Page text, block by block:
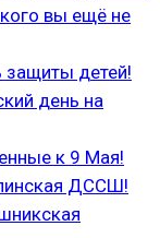
вы ещё не
детей!
день на
к 9 Мая!
ДССШ!